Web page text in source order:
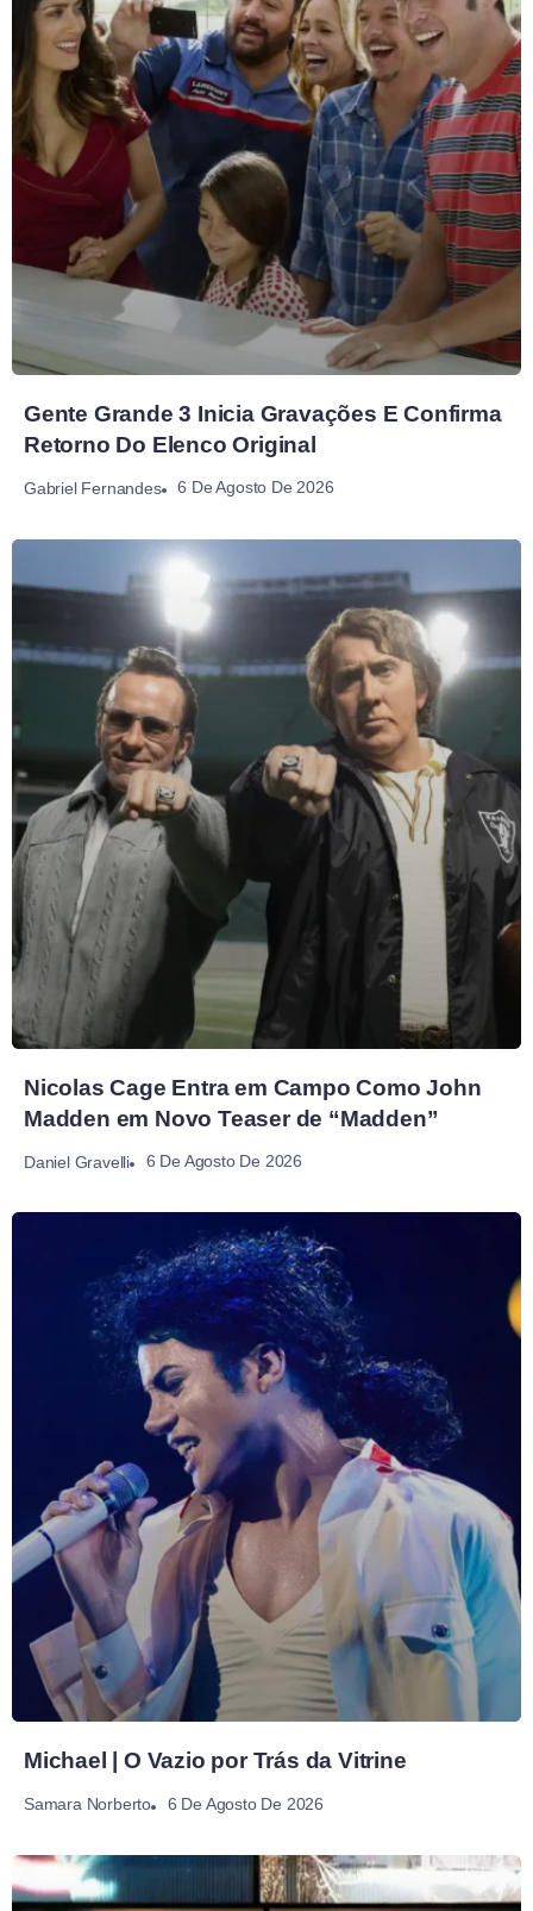
Gente Grande 3 Inicia Gravações E Confirma
Retorno Do Elenco Original
Gabriel Fernandes 6 De Agosto De 2026
Nicolas Cage Entra em Campo Como John
Madden em Novo Teaser de “Madden”
Daniel Gravelli 6 De Agosto De 2026
Michael | O Vazio por Trás da Vitrine
Samara Norberto 6 De Agosto De 2026